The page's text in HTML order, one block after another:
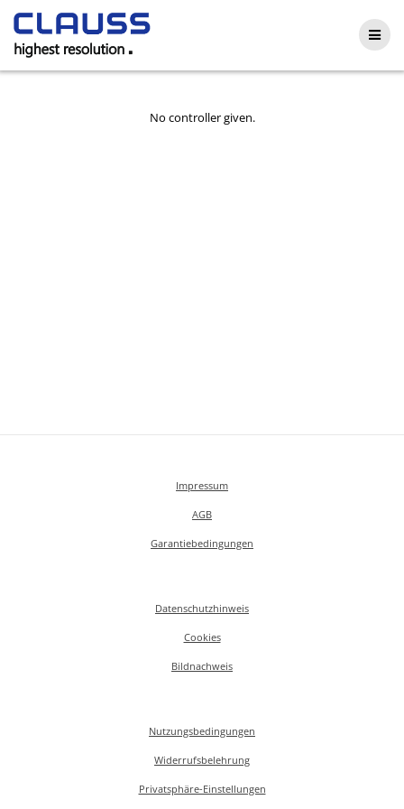
No controller given.
Impressum
AGB
Garantiebedingungen
Datenschutzhinweis
Cookies
Bildnachweis
Nutzungsbedingungen
Widerrufsbelehrung
Privatsphäre-Einstellungen